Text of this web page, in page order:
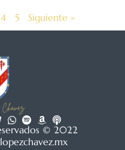
4 5 Siguiente »
© 2022